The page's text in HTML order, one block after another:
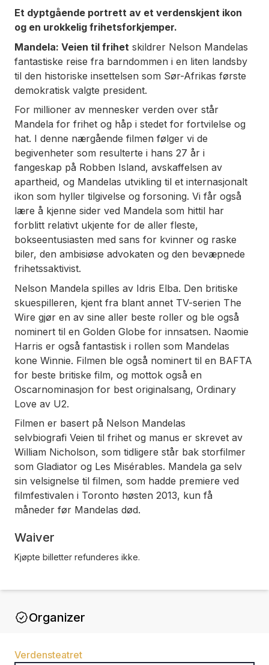
Et dyptgående portrett av et verdenskjent ikon
og en urokkelig frihetsforkjemper.
Mandela: Veien til frihet skildrer Nelson Mandelas
fantastiske reise fra barndommen i en liten landsby
til den historiske insettelsen som Sør-Afrikas første
demokratisk valgte president.
For millioner av mennesker verden over står
Mandela for frihet og håp i stedet for fortvilelse og
hat. I denne nærgående filmen følger vi de
begivenheter som resulterte i hans 27 år i
fangeskap på Robben Island, avskaffelsen av
apartheid, og Mandelas utvikling til et internasjonalt
ikon som hyller tilgivelse og forsoning. Vi får også
lære å kjenne sider ved Mandela som hittil har
forblitt relativt ukjente for de aller fleste,
bokseentusiasten med sans for kvinner og raske
biler, den ambisiøse advokaten og den bevæpnede
frihetssaktivist.
Nelson Mandela spilles av Idris Elba. Den britiske
skuespilleren, kjent fra blant annet TV-serien The
Wire gjør en av sine aller beste roller og ble også
nominert til en Golden Globe for innsatsen. Naomie
Harris er også fantastisk i rollen som Mandelas
kone Winnie. Filmen ble også nominert til en BAFTA
for beste britiske film, og mottok også en
Oscarnominasjon for best originalsang, Ordinary
Love av U2.
Filmen er basert på Nelson Mandelas
selvbiografi Veien til frihet og manus er skrevet av
William Nicholson, som tidligere står bak storfilmer
som Gladiator og Les Misérables. Mandela ga selv
sin velsignelse til filmen, som hadde premiere ved
filmfestivalen i Toronto høsten 2013, kun få
måneder før Mandelas død.
Waiver
Kjøpte billetter refunderes ikke.
Organizer
Verdensteatret